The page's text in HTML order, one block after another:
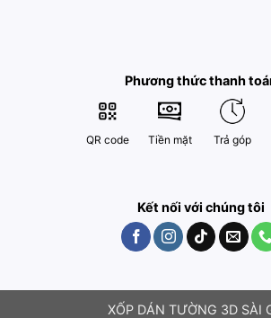
Phương thức thanh
QR code Tiền mặt Trả góp
Kết nối với chúng tôi
XỐP DÁN TƯỜNG 3D SÀI